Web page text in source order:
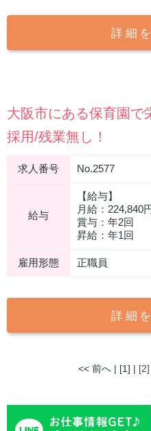
詳細
大阪市にある保育園で
採用/残業無し！
求人番号 No.2577
給与
【給与】
月給：224,840
賞与：年2回
昇給：年1回
雇用形態 正職員
詳細
<< 前へ | [1] | [2]